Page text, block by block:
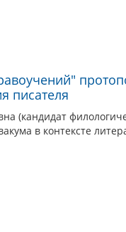
писателя
(кандидат
в контексте